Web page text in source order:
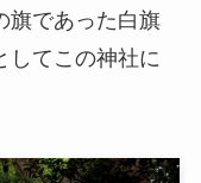
旗であった白旗
してこの神社に